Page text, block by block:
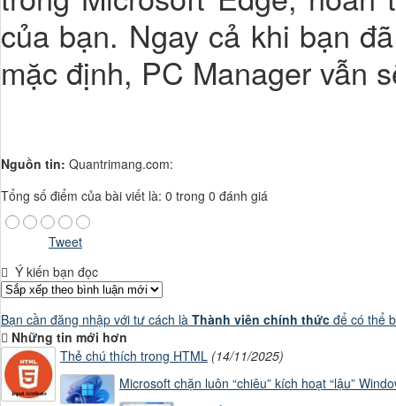
của bạn. Ngay cả khi bạn
mặc định, PC Manager vẫn
Nguồn tin: Quantrimang.com:
Tổng số điểm của bài viết là: 0 trong 0 đánh giá
Tweet
Ý kiến bạn đọc
Bạn cần đăng nhập với tư cách là Thành viên chính thức để có thể
Những tin mới hơn
Thẻ chú thích trong HTML (14/11/2025)
Microsoft chặn luôn “chiêu” kích hoạt “lậu”